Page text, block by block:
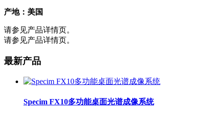
产地：美国
请参见产品详情页。
请参见产品详情页。
最新产品
Specim FX10多功能桌面光谱成像系统